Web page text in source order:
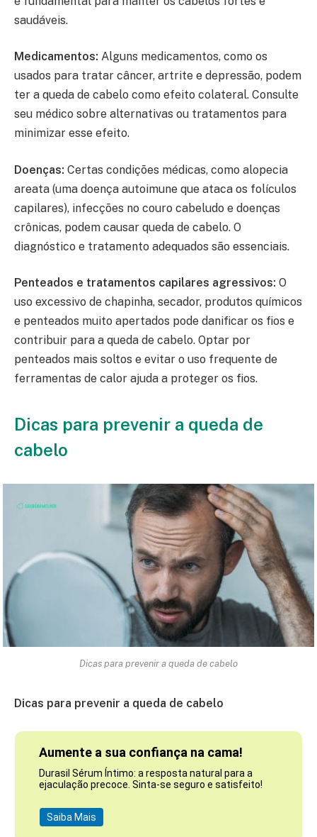
saudáveis.
Medicamentos: Alguns medicamentos, como os
usados para tratar câncer, artrite e depressão, podem
ter a queda de cabelo como efeito colateral. Consulte
seu médico sobre alternativas ou tratamentos para
minimizar esse efeito.
Doenças: Certas condições médicas, como alopecia
areata (uma doença autoimune que ataca os folículos
capilares), infecções no couro cabeludo e doenças
crônicas, podem causar queda de cabelo. O
diagnóstico e tratamento adequados são essenciais.
Penteados e tratamentos capilares agressivos: O
uso excessivo de chapinha, secador, produtos químicos
e penteados muito apertados pode danificar os fios e
contribuir para a queda de cabelo. Optar por
penteados mais soltos e evitar o uso frequente de
ferramentas de calor ajuda a proteger os fios.
Dicas para prevenir a queda de
cabelo
Dicas para prevenir a queda de cabelo
Dicas para prevenir a queda de cabelo
Aumente a sua confiança na cama!
Durasil Sérum Íntimo: a resposta natural para a
ejaculação precoce. Sinta-se seguro e satisfeito!
Saiba Mais